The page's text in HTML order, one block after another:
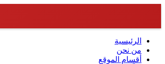
الرئيسية
من نحن
أقسام الموقع